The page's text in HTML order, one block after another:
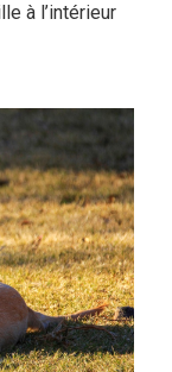
à l’intérieur